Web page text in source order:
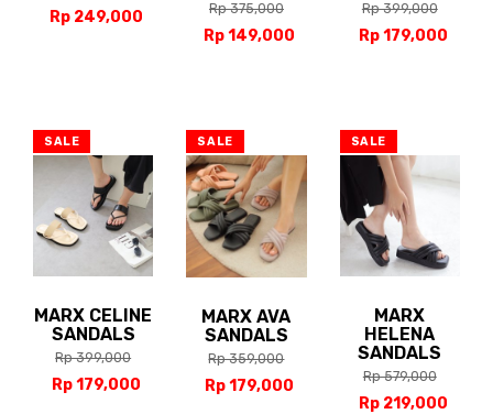
Rp 249,000 Rp 375,000
Rp 149,000
Rp 399,000
Rp 179,000
SALE
MARX CELINE
SANDALS
Rp 399,000
Rp 179,000
SALE
MARX AVA
SANDALS
Rp 359,000
Rp 179,000
SALE
MARX
HELENA
SANDALS
Rp 579,000
Rp 219,000